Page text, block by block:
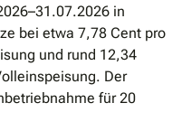
in
bei etwa 7,78 Cent pro
und rund 12,34
Der
für 20